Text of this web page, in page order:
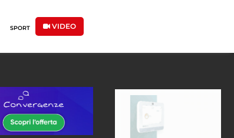
SPORT VIDEO